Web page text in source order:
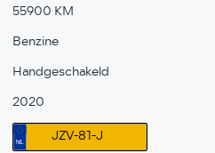
55900 KM
Benzine
Handgeschakeld
2020
JZV-81-J